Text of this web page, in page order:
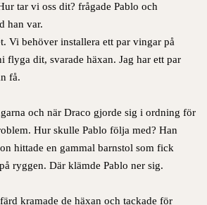
tar vi oss dit? frågade Pablo och
han var.
Vi behöver installera ett par vingar på
flyga dit, svarade häxan. Jag har ett par
få.
och när Draco gjorde sig i ordning för
Hur skulle Pablo följa med? Han
hittade en gammal barnstol som fick
ryggen. Där klämde Pablo ner sig.
kramade de häxan och tackade för